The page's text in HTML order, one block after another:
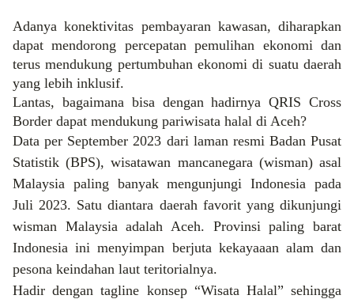
Adanya konektivitas pembayaran kawasan, diharapkan
dapat mendorong percepatan pemulihan ekonomi dan
terus mendukung pertumbuhan ekonomi di suatu daerah
yang lebih inklusif.
Lantas, bagaimana bisa dengan hadirnya QRIS Cross
Border dapat mendukung pariwisata halal di Aceh?
Data per September 2023 dari laman resmi Badan Pusat
Statistik (BPS), wisatawan mancanegara (wisman) asal
Malaysia paling banyak mengunjungi Indonesia pada
Juli 2023. Satu diantara daerah favorit yang dikunjungi
wisman Malaysia adalah Aceh. Provinsi paling barat
Indonesia ini menyimpan berjuta kekayaaan alam dan
pesona keindahan laut teritorialnya.
Hadir dengan tagline konsep “Wisata Halal” sehingga